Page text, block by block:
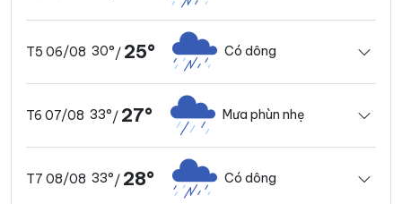
T5 06/08 30°/ 25° Có dông
T6 07/08 33°/ 27° Mưa phùn nhẹ
T7 08/08 33°/ 28° Có dông